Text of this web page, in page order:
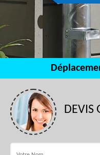
DEVIS